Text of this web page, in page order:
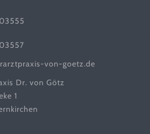
von-goetz.de
Dr. von Götz
1